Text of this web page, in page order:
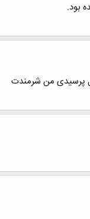
بود.
پرسیدی من شرمندت